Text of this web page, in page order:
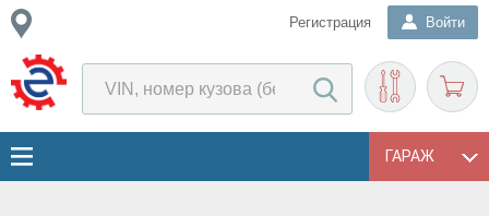
Регистрация Войти
ГАРАЖ